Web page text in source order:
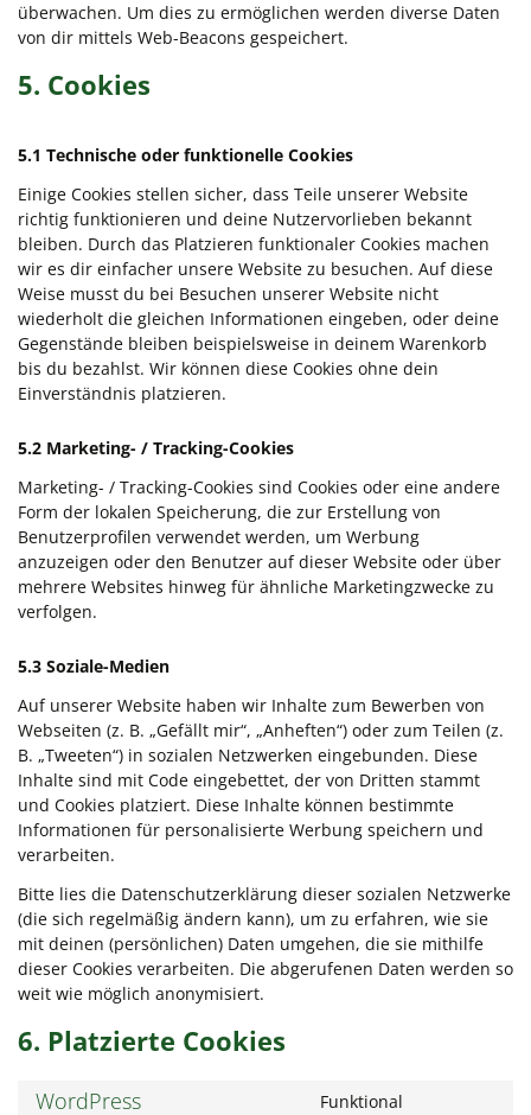
überwachen. Um dies zu ermöglichen werden diverse Daten
von dir mittels Web-Beacons gespeichert.
5. Cookies
5.1 Technische oder funktionelle Cookies
Einige Cookies stellen sicher, dass Teile unserer Website
richtig funktionieren und deine Nutzervorlieben bekannt
bleiben. Durch das Platzieren funktionaler Cookies machen
wir es dir einfacher unsere Website zu besuchen. Auf diese
Weise musst du bei Besuchen unserer Website nicht
wiederholt die gleichen Informationen eingeben, oder deine
Gegenstände bleiben beispielsweise in deinem Warenkorb
bis du bezahlst. Wir können diese Cookies ohne dein
Einverständnis platzieren.
5.2 Marketing- / Tracking-Cookies
Marketing- / Tracking-Cookies sind Cookies oder eine andere
Form der lokalen Speicherung, die zur Erstellung von
Benutzerprofilen verwendet werden, um Werbung
anzuzeigen oder den Benutzer auf dieser Website oder über
mehrere Websites hinweg für ähnliche Marketingzwecke zu
verfolgen.
5.3 Soziale-Medien
Auf unserer Website haben wir Inhalte zum Bewerben von
Webseiten (z. B. „Gefällt mir“, „Anheften“) oder zum Teilen (z.
B. „Tweeten“) in sozialen Netzwerken eingebunden. Diese
Inhalte sind mit Code eingebettet, der von Dritten stammt
und Cookies platziert. Diese Inhalte können bestimmte
Informationen für personalisierte Werbung speichern und
verarbeiten.
Bitte lies die Datenschutzerklärung dieser sozialen Netzwerke
(die sich regelmäßig ändern kann), um zu erfahren, wie sie
mit deinen (persönlichen) Daten umgehen, die sie mithilfe
dieser Cookies verarbeiten. Die abgerufenen Daten werden so
weit wie möglich anonymisiert.
6. Platzierte Cookies
WordPress Funktional